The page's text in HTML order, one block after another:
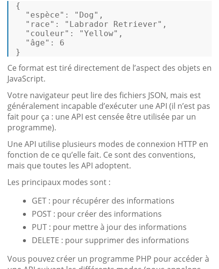
{
"espèce" : "Dog" ,
"race" : "Labrador Retriever" ,
"couleur" : "Yellow" ,
"âge" :
6
}
Ce format est tiré directement de l’aspect des objets en
JavaScript.
Votre navigateur peut lire des fichiers JSON, mais est
généralement incapable d’exécuter une API (il n’est pas
fait pour ça : une API est censée être utilisée par un
programme).
Une API utilise plusieurs modes de connexion HTTP en
fonction de ce qu’elle fait. Ce sont des conventions,
mais que toutes les API adoptent.
Les principaux modes sont :
GET : pour récupérer des informations
POST : pour créer des informations
PUT : pour mettre à jour des informations
DELETE : pour supprimer des informations
Vous pouvez créer un programme PHP pour accéder à